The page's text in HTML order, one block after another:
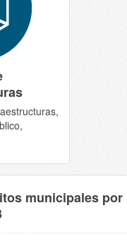
municipales por